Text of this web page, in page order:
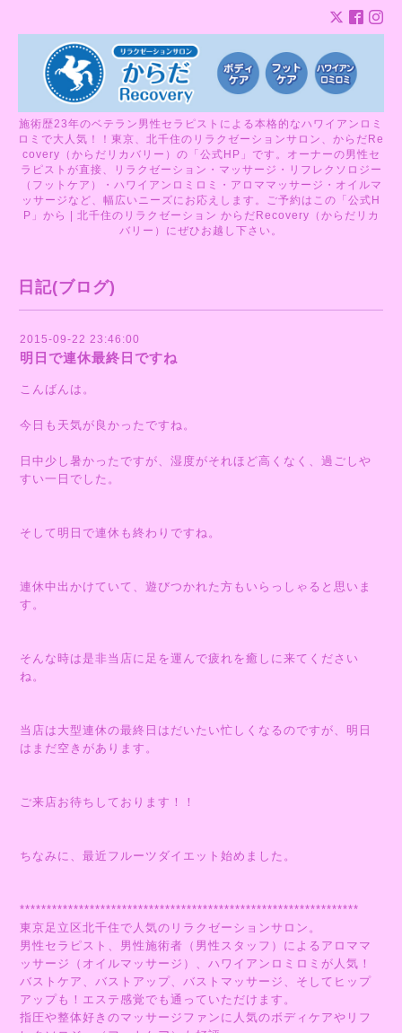
施術歴23年のベテラン男性セラピストによる本格的なハワイアンロミ
ロミで大人気！！東京、北千住のリラクゼーションサロン、からだRe
covery（からだリカバリー）の「公式HP」です。オーナーの男性セ
ラピストが直接、リラクゼーション・マッサージ・リフレクソロジー
（フットケア）・ハワイアンロミロミ・アロママッサージ・オイルマ
ッサージなど、幅広いニーズにお応えします。ご予約はこの「公式H
P」から | 北千住のリラクゼーション からだRecovery（からだリカ
バリー）にぜひお越し下さい。
日記(ブログ)
2015-09-22 23:46:00
明日で連休最終日ですね
こんばんは。
今日も天気が良かったですね。
日中少し暑かったですが、湿度がそれほど高くなく、過ごしや
すい一日でした。
そして明日で連休も終わりですね。
連休中出かけていて、遊びつかれた方もいらっしゃると思いま
す。
そんな時は是非当店に足を運んで疲れを癒しに来てください
ね。
当店は大型連休の最終日はだいたい忙しくなるのですが、明日
はまだ空きがあります。
ご来店お待ちしております！！
ちなみに、最近フルーツダイエット始めました。
***************************************************************
東京足立区北千住で人気のリラクゼーションサロン。
男性セラピスト、男性施術者（男性スタッフ）によるアロママ
ッサージ（オイルマッサージ）、ハワイアンロミロミが人気！
バストケア、バストアップ、バストマッサージ、そしてヒップ
アップも！エステ感覚でも通っていただけます。
指圧や整体好きのマッサージファンに人気のボディケアやリフ